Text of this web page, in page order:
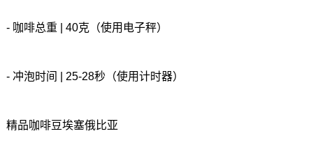
- 咖啡总重 | 40克（使用电子秤）
- 冲泡时间 | 25-28秒（使用计时器）
精品咖啡豆埃塞俄比亚